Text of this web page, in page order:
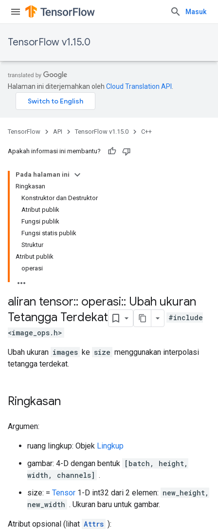
Masuk
TensorFlow v1.15.0
Halaman ini diterjemahkan oleh Cloud Translation API
TensorFlow API TensorFlow v1.15.0 C++
Apakah informasi ini membantu?
Pada halaman ini
Ringkasan
Konstruktor dan Destruktor
Atribut publik
Fungsi publik
Fungsi statis publik
Struktur
Atribut publik
operasi
aliran tensor:: operasi:: Ubah ukuran
Tetangga Terdekat
#include
<image_ops.h>
Ubah ukuran images ke size menggunakan interpolasi
tetangga terdekat.
Ringkasan
Argumen:
ruang lingkup: Objek Lingkup
gambar: 4-D dengan bentuk [batch, height,
width, channels] .
size: = Tensor 1-D int32 dari 2 elemen: new_height,
new_width . Ukuran baru untuk gambar.
Atribut opsional (lihat Attrs ):